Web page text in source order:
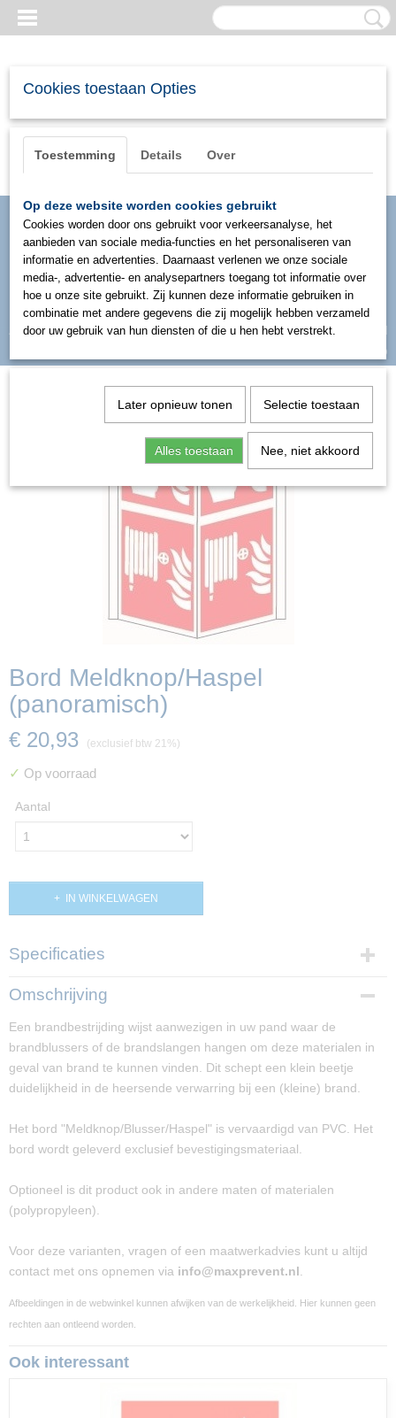
Inloggen Registreren
UW WINKELWAGEN
(0)
Bord Meldknop/Haspel
(panoramisch)
€ 20,93 (exclusief btw 21%)
✓ Op voorraad
Aantal
IN WINKELWAGEN
Specificaties
Productcode
Afmetingen (l,b,h)
20 x 20 x 0 cm
Omschrijving
Een brandbestrijding wijst aanwezigen in uw pand waar de
brandblussers of de brandslangen hangen om deze materialen in
geval van brand te kunnen vinden. Dit schept een klein beetje
duidelijkheid in de heersende verwarring bij een (kleine) brand.
Het bord "Meldknop/Blusser/Haspel" is vervaardigd van PVC. Het
bord wordt geleverd exclusief bevestigingsmateriaal.
Optioneel is dit product ook in andere maten of materialen
(polypropyleen).
Voor deze varianten, vragen of een maatwerkadvies kunt u altijd
contact met ons opnemen via info@maxprevent.nl
Afbeeldingen in de webwinkel kunnen afwijken van de werkelijkheid. Hier kunnen geen
rechten aan ontleend worden.
Ook interessant
Cookies toestaan Opties
Toestemming Details Over
Op deze website worden cookies gebruikt
Cookies worden door ons gebruikt voor verkeersanalyse, het
aanbieden van sociale media-functies en het personaliseren van
informatie en advertenties. Daarnaast verlenen we onze sociale
media-, advertentie- en analysepartners toegang tot informatie over
hoe u onze site gebruikt. Zij kunnen deze informatie gebruiken in
combinatie met andere gegevens die zij mogelijk hebben verzameld
door uw gebruik van hun diensten of die u hen hebt verstrekt.
Later opnieuw tonen Selectie toestaan
Alles toestaan Nee, niet akkoord